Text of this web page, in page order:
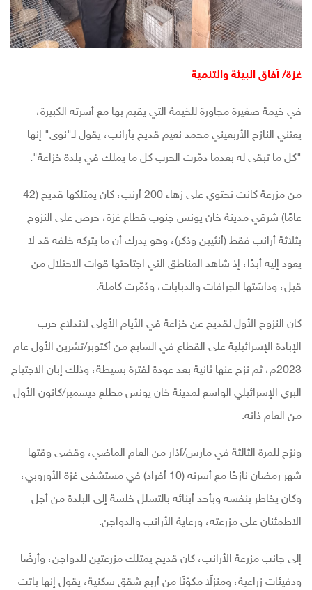
غزة/ آفاق البيئة والتنمية
في خيمة صغيرة مجاورة للخيمة التي يقيم بها مع أسرته الكبيرة،
يعتني النازح الأربعيني محمد نعيم قديح بأرانب، يقول لـ"نوى" إنها
"كل ما تبقى له بعدما دمّرت الحرب كل ما يملك في بلدة خزاعة".
من مزرعة كانت تحتوي على زهاء 200 أرنب، كان يمتلكها قديح (42
عامًا) شرقي مدينة خان يونس جنوب قطاع غزة، حرص على النزوح
بثلاثة أرانب فقط (أنثيين وذكر)، وهو يدرك أن ما يتركه خلفه قد لا
يعود إليه أبدًا، إذ شاهد المناطق التي اجتاحتها قوات الاحتلال من
قبل، وداسَتها الجرافات والدبابات، ودُمّرت كاملة.
كان النزوح الأول لقديح عن خزاعة في الأيام الأولى لاندلاع حرب
الإبادة الإسرائيلية على القطاع في السابع من أكتوبر/تشرين الأول عام
2023م، ثم نزح عنها ثانية بعد عودة لفترة بسيطة، وذلك إبان الاجتياح
البري الإسرائيلي الواسع لمدينة خان يونس مطلع ديسمبر/كانون الأول
من العام ذاته.
ونزح للمرة الثالثة في مارس/آذار من العام الماضي، وقضى وقتها
شهر رمضان نازحًا مع أسرته (10 أفراد) في مستشفى غزة الأوروبي،
وكان يخاطر بنفسه وبأحد أبنائه بالتسلل خلسة إلى البلدة من أجل
الاطمئنان على مزرعته، ورعاية الأرانب والدواجن.
إلى جانب مزرعة الأرانب، كان قديح يمتلك مزرعتين للدواجن، وأرضًا
ودفيئات زراعية، ومنزلًا مكوّنًا من أربع شقق سكنية، يقول إنها باتت